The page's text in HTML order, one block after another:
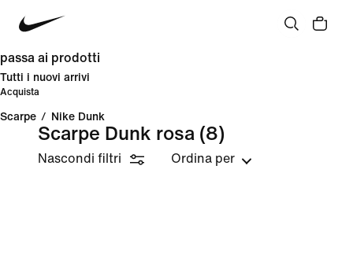
passa ai prodotti
Tutti i nuovi arrivi
Acquista
Scarpe / Nike Dunk
Scarpe Dunk rosa (8)
Nascondi filtri Ordina per